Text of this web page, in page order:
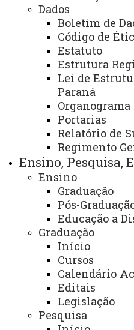
Dados
Boletim de
Código de
Estatuto
Estrutura
Lei de
Paraná
Organograma
Portarias
Relatório de
Regimento
Ensino, Pesquisa,
Ensino
Graduação
Pós-
Educação a
Graduação
Início
Cursos
Calendário
Editais
Legislação
Pesquisa
CCH - Grupo de
Psicológico aos
(GAPAC)
Título:Grupo de
Acadêmicos (GAPAC)
Área:Centro de
Francisco Beltrão
Finalidade e
– Contribuir para o
diante das subjetividades
- Favorecer para a
através de intervenções
– Proporcionar